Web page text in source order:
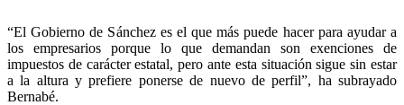
“El Gobierno de Sánchez es el que más puede hacer para ayudar a
los empresarios porque lo que demandan son exenciones de
impuestos de carácter estatal, pero ante esta situación sigue sin estar
a la altura y prefiere ponerse de nuevo de perfil”, ha subrayado
Bernabé.